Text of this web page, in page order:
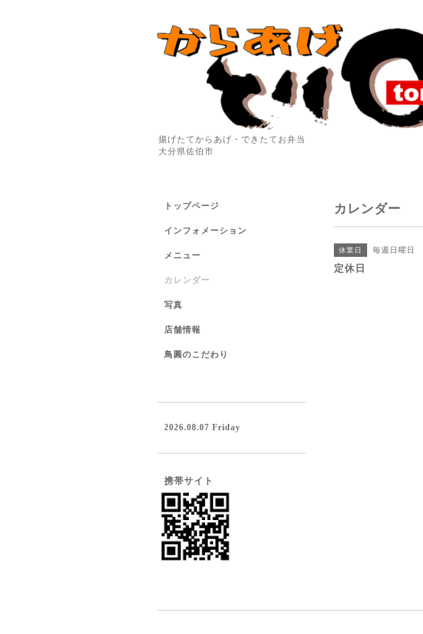
揚げたてからあげ・できたてお弁当
大分県佐伯市
カレンダー
休業日 毎週日曜日
定休日
トップページ
インフォメーション
メニュー
カレンダー
写真
店舗情報
鳥圓のこだわり
2026.08.07 Friday
携帯サイト